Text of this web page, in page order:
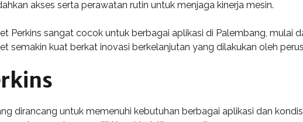
akses serta perawatan rutin untuk menjaga kinerja mesin.
Perkins sangat cocok untuk berbagai aplikasi di Palembang, mulai
semakin kuat berkat inovasi berkelanjutan yang dilakukan oleh
dirancang untuk memenuhi kebutuhan berbagai aplikasi dan